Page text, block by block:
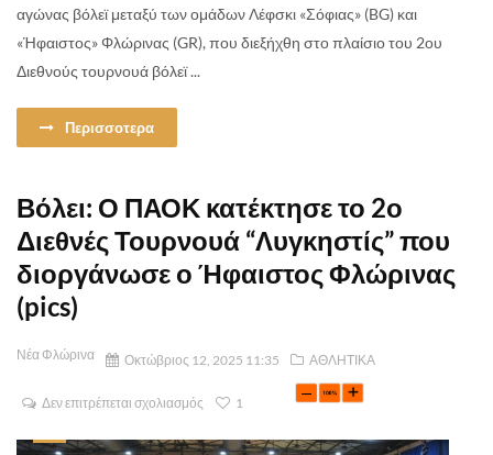
αγώνας βόλεϊ μεταξύ των ομάδων Λέφσκι «Σόφιας» (BG) και
«Ήφαιστος» Φλώρινας (GR), που διεξήχθη στο πλαίσιο του 2ου
Διεθνούς τουρνουά βόλεϊ ...
Περισσοτερα
Βόλει: Ο ΠΑΟΚ κατέκτησε το 2ο
Διεθνές Τουρνουά “Λυγκηστίς” που
διοργάνωσε ο Ήφαιστος Φλώρινας
(pics)
Νέα Φλώρινα Οκτώβριος 12, 2025 11:35 ΑΘΛΗΤΙΚΑ
Δεν επιτρέπεται σχολιασμός 1